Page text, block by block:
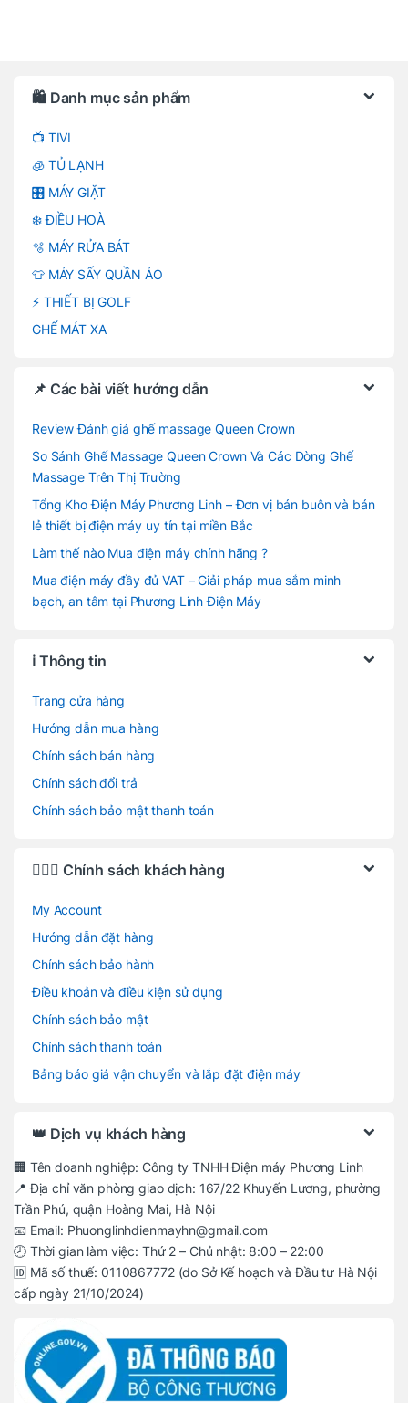
🛍️ Danh mục sản phẩm
📺 TIVI
🧊 TỦ LẠNH
🎛️ MÁY GIẶT
❄️ ĐIỀU HOÀ
🫧 MÁY RỬA BÁT
👕 MÁY SẤY QUẦN ÁO
⚡ THIẾT BỊ GOLF
GHẾ MÁT XA
📌 Các bài viết hướng dẫn
Review Đánh giá ghế massage Queen Crown
So Sánh Ghế Massage Queen Crown Và Các Dòng Ghế
Massage Trên Thị Trường
Tổng Kho Điện Máy Phương Linh – Đơn vị bán buôn và bán
lẻ thiết bị điện máy uy tín tại miền Bắc
Làm thế nào Mua điện máy chính hãng ?
Mua điện máy đầy đủ VAT – Giải pháp mua sắm minh
bạch, an tâm tại Phương Linh Điện Máy
ℹ️ Thông tin
Trang cửa hàng
Hướng dẫn mua hàng
Chính sách bán hàng
Chính sách đổi trả
Chính sách bảo mật thanh toán
🙋🏻‍♂️ Chính sách khách hàng
My Account
Hướng dẫn đặt hàng
Chính sách bảo hành
Điều khoản và điều kiện sử dụng
Chính sách bảo mật
Chính sách thanh toán
Bảng báo giá vận chuyển và lắp đặt điện máy
👑 Dịch vụ khách hàng
🏢 Tên doanh nghiệp: Công ty TNHH Điện máy Phương Linh
📍 Địa chỉ văn phòng giao dịch: 167/22 Khuyến Lương, phường
Trần Phú, quận Hoàng Mai, Hà Nội
📧 Email: Phuonglinhdienmayhn@gmail.com
🕗 Thời gian làm việc: Thứ 2 – Chủ nhật: 8:00 – 22:00
🆔 Mã số thuế: 0110867772 (do Sở Kế hoạch và Đầu tư Hà Nội
cấp ngày 21/10/2024)